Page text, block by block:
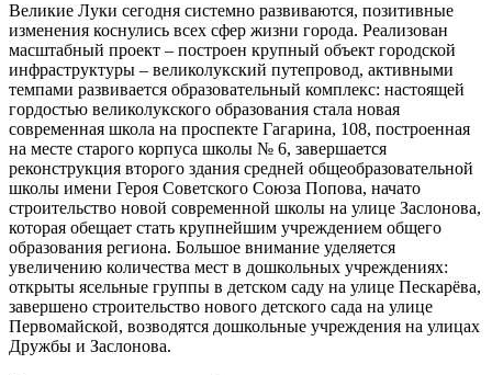
Великие Луки сегодня системно развиваются, позитивные
изменения коснулись всех сфер жизни города. Реализован
масштабный проект – построен крупный объект городской
инфраструктуры – великолукский путепровод, активными
темпами развивается образовательный комплекс: настоящей
гордостью великолукского образования стала новая
современная школа на проспекте Гагарина, 108, построенная
на месте старого корпуса школы № 6, завершается
реконструкция второго здания средней общеобразовательной
школы имени Героя Советского Союза Попова, начато
строительство новой современной школы на улице Заслонова,
которая обещает стать крупнейшим учреждением общего
образования региона. Большое внимание уделяется
увеличению количества мест в дошкольных учреждениях:
открыты ясельные группы в детском саду на улице Пескарёва,
завершено строительство нового детского сада на улице
Первомайской, возводятся дошкольные учреждения на улицах
Дружбы и Заслонова.